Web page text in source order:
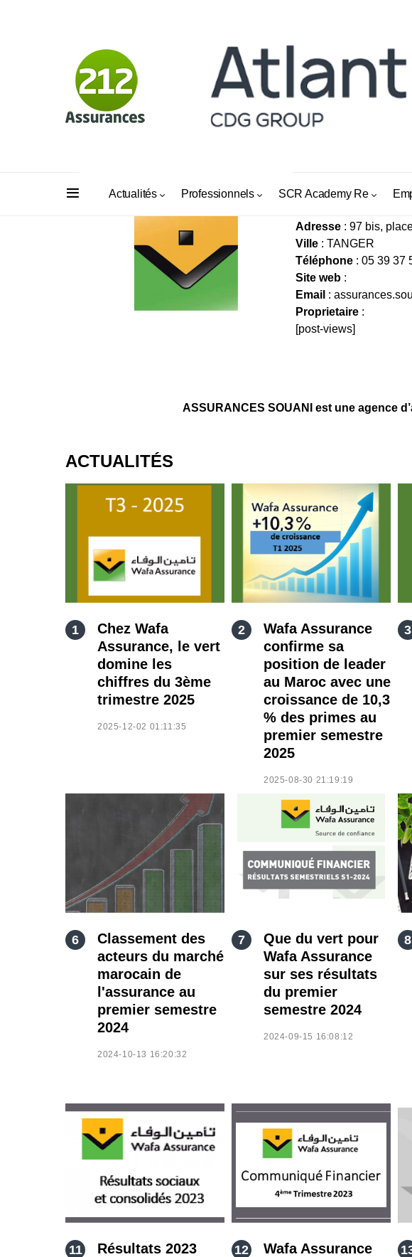
Actualités Professionnels SCR Academy Re
ASSURANCES
Adresse : 97 bis,
Ville : TANGER
Téléphone : 05 39 37
Site web :
Email :
Proprietaire :
[post-views]
ASSURANCES SOUANI est une agence
ACTUALITÉS
Chez Wafa
Assurance, le vert
domine les
chiffres du 3ème
trimestre 2025
2025-12-02 01:11:35
Wafa Assurance
confirme sa
position de leader
au Maroc avec une
croissance de 10,3
% des primes au
premier semestre
2025
2025-08-30 21:19:19
Classement des
acteurs du marché
marocain de
l'assurance au
premier semestre
2024
2024-10-13 16:20:32
Que du vert pour
Wafa Assurance
sur ses résultats
du premier
semestre 2024
2024-09-15 16:08:12
Résultats 2023
Wafa Assurance